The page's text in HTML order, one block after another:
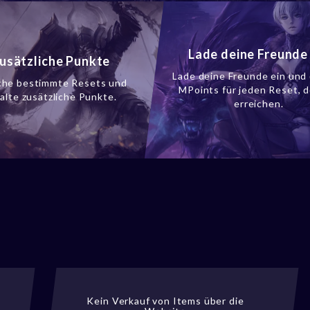
Punkte
bestimmte Resets und
zusätzliche Punkte.
Lade deine Freunde
Lade deine Freunde ein
MPoints für jeden Reset,
erreichen.
Kein Verkauf von Items über die